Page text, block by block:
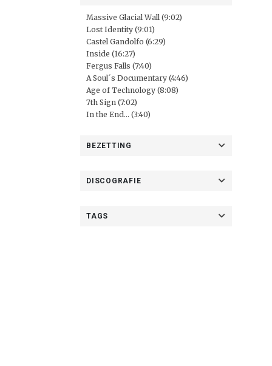
Massive Glacial Wall (9:02)
Lost Identity (9:01)
Castel Gandolfo (6:29)
Inside (16:27)
Fergus Falls (7:40)
A Soul´s Documentary (4:46)
Age of Technology (8:08)
7th Sign (7:02)
In the End... (3:40)
BEZETTING
DISCOGRAFIE
TAGS